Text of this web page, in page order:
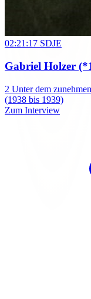
02:21:17 SDJE
Gabriel Holzer
2 Unter dem
(1938 bis 1939)
Zum Interview